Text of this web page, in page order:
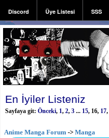
Discord Üye Listesi SSS
Kayıt
En İyiler Listeniz
Sayfaya git: Önceki, 1, 2, 3 ... 15, 16, 17,
Anime Manga Forum -> Manga